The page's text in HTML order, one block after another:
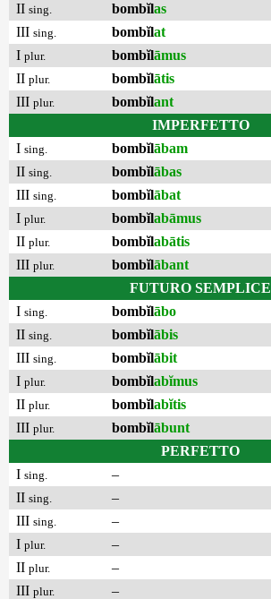
II sing. bombĭlas
III sing. bombĭlat
I plur. bombĭlāmus
II plur. bombĭlātis
III plur. bombĭlant
IMPERFETTO
I sing. bombĭlābam
II sing. bombĭlābas
III sing. bombĭlābat
I plur. bombĭlabāmus
II plur. bombĭlabātis
III plur. bombĭlābant
FUTURO SEMPLICE
I sing. bombĭlābo
II sing. bombĭlābis
III sing. bombĭlābit
I plur. bombĭlabĭmus
II plur. bombĭlabĭtis
III plur. bombĭlābunt
PERFETTO
I sing.
–
II sing.
–
III sing.
–
I plur.
–
II plur.
–
III plur.
–